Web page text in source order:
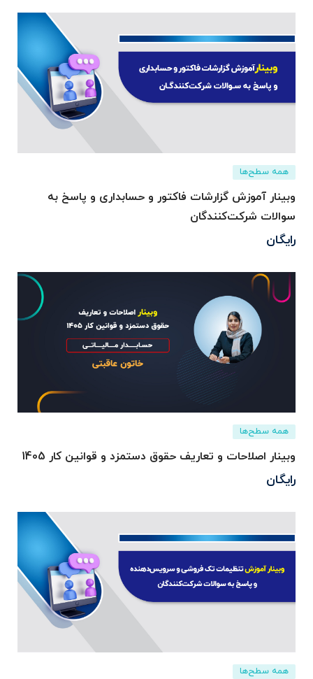
همه سطح‌ها
وبینار آموزش گزارشات فاکتور و حسابداری و پاسخ به
سوالات شرکت‌کنندگان
رایگان
همه سطح‌ها
وبینار اصلاحات و تعاریف حقوق دستمزد و قوانین کار 1405
رایگان
همه سطح‌ها